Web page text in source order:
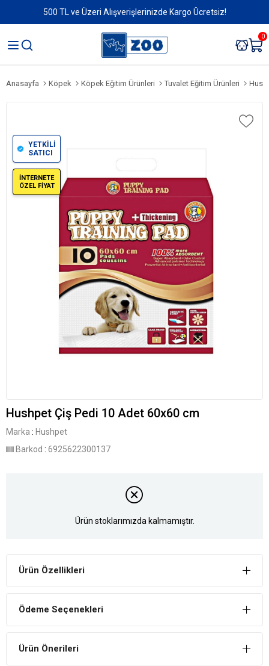
500 TL ve Üzeri Alışverişlerinizde Kargo Ücretsiz!
0
Anasayfa Köpek Köpek Eğitim Ürünleri Tuvalet Eğitim Ürünleri
YETKİLİ
SATICI
İNTERNETE
ÖZEL FİYAT
Hushpet Çiş Pedi 10 Adet 60x60 cm
Marka : Hushpet
Barkod : 6925622300137
Ürün stoklarımızda kalmamıştır.
Ürün Özellikleri
Ödeme Seçenekleri
Ürün Önerileri